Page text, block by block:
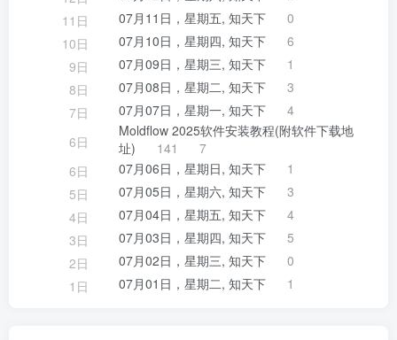
11日
07月11日，星期五, 知天下
0
10日
07月10日，星期四, 知天下
6
9日
07月09日，星期三, 知天下
1
8日
07月08日，星期二, 知天下
3
7日
07月07日，星期一, 知天下
4
6日
Moldflow 2025软件安装教程(附软件下载地
址)
141
7
6日
07月06日，星期日, 知天下
1
5日
07月05日，星期六, 知天下
3
4日
07月04日，星期五, 知天下
4
3日
07月03日，星期四, 知天下
5
2日
07月02日，星期三, 知天下
0
1日
07月01日，星期二, 知天下 1